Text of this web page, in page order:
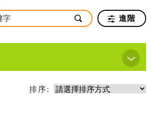
進階
排序: